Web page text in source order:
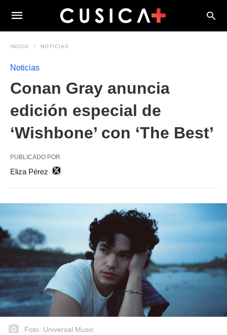
INICIO NOTICIAS
Noticias
Conan Gray anuncia
edición especial de
‘Wishbone’ con ‘The Best’
PUBLICADO POR
Eliza Pérez
Foto: Universal Music